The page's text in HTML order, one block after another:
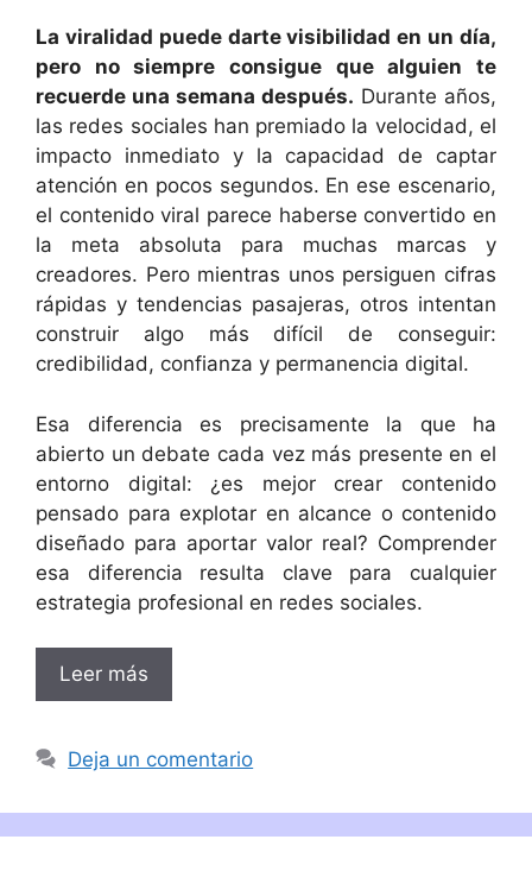
La viralidad puede darte visibilidad en un día,
pero no siempre consigue que alguien te
recuerde una semana después. Durante años,
las redes sociales han premiado la velocidad, el
impacto inmediato y la capacidad de captar
atención en pocos segundos. En ese escenario,
el contenido viral parece haberse convertido en
la meta absoluta para muchas marcas y
creadores. Pero mientras unos persiguen cifras
rápidas y tendencias pasajeras, otros intentan
construir algo más difícil de conseguir:
credibilidad, confianza y permanencia digital.
Esa diferencia es precisamente la que ha
abierto un debate cada vez más presente en el
entorno digital: ¿es mejor crear contenido
pensado para explotar en alcance o contenido
diseñado para aportar valor real? Comprender
esa diferencia resulta clave para cualquier
estrategia profesional en redes sociales.
Leer más
Deja un comentario